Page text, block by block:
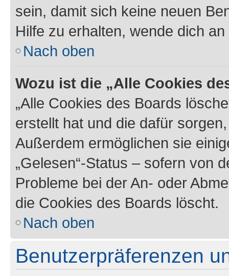
sein, damit sich keine neuen
Hilfe zu erhalten, wende dich
Nach oben
Wozu ist die „Alle Cookies
„Alle Cookies des Boards
erstellt hat und die dafür
Außerdem ermöglichen sie
„Gelesen“-Status – sofern von
Probleme bei der An- oder
die Cookies des Boards löscht.
Nach oben
Benutzerpräferenzen